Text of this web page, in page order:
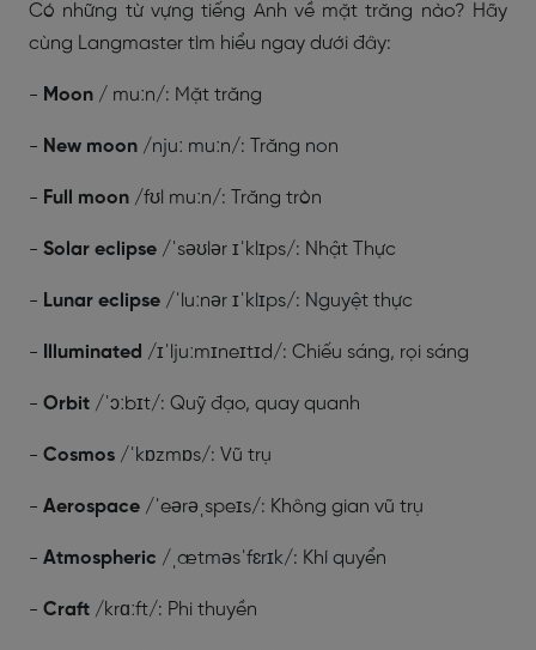
Có những từ vựng tiếng Anh về mặt trăng nào? Hãy
cùng Langmaster tìm hiểu ngay dưới đây:
- Moon / muːn/: Mặt trăng
- New moon /njuː muːn/: Trăng non
- Full moon /fʊl muːn/: Trăng tròn
- Solar eclipse /ˈsəʊlər ɪˈklɪps/: Nhật Thực
- Lunar eclipse /ˈluːnər ɪˈklɪps/: Nguyệt thực
- Illuminated /ɪˈljuːmɪneɪtɪd/: Chiếu sáng, rọi sáng
- Orbit /ˈɔːbɪt/: Quỹ đạo, quay quanh
- Cosmos /ˈkɒzmɒs/: Vũ trụ
- Aerospace /ˈeərəˌspeɪs/: Không gian vũ trụ
- Atmospheric /ˌætməsˈfɛrɪk/: Khí quyển
- Craft /krɑːft/: Phi thuyền